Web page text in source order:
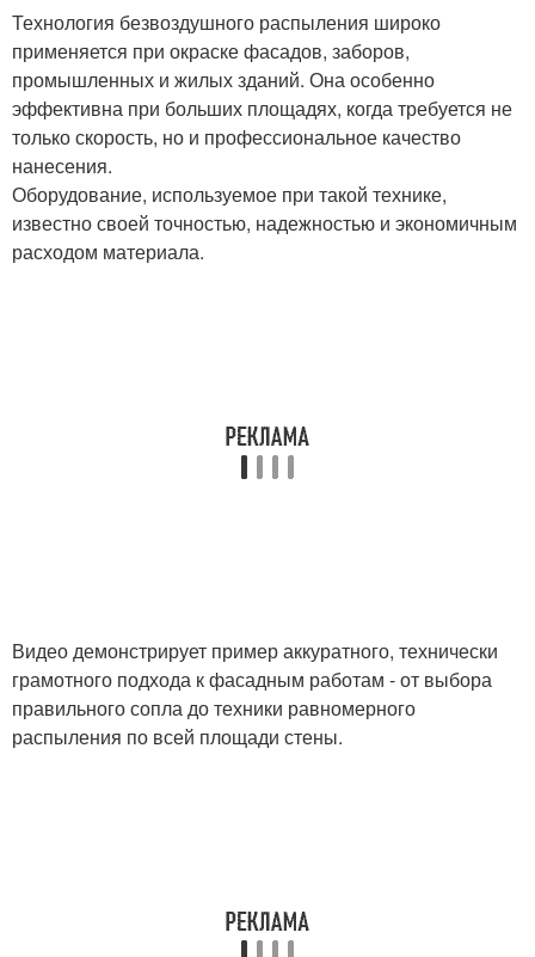
Технология безвоздушного распыления широко
применяется при окраске фасадов, заборов,
промышленных и жилых зданий. Она особенно
эффективна при больших площадях, когда требуется не
только скорость, но и профессиональное качество
нанесения.
Оборудование, используемое при такой технике,
известно своей точностью, надежностью и экономичным
расходом материала.
Видео демонстрирует пример аккуратного, технически
грамотного подхода к фасадным работам - от выбора
правильного сопла до техники равномерного
распыления по всей площади стены.